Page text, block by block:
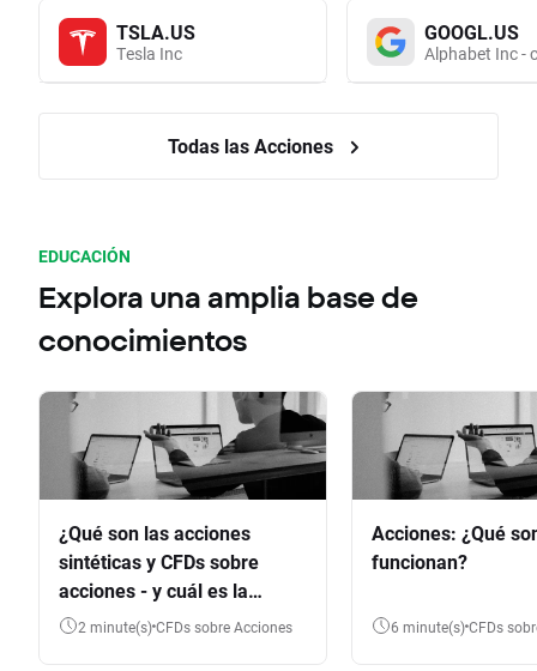
TSLA.US
Tesla Inc
GOOGL.US
Alphabet Inc -
Todas las Acciones
EDUCACIÓN
Explora una amplia base de
conocimientos
¿Qué son las acciones
sintéticas y CFDs sobre
acciones - y cuál es la
diferencia?
2 minute(s) CFDs sobre Acciones
Acciones: ¿Qué
funcionan?
6 minute(s) CFDs